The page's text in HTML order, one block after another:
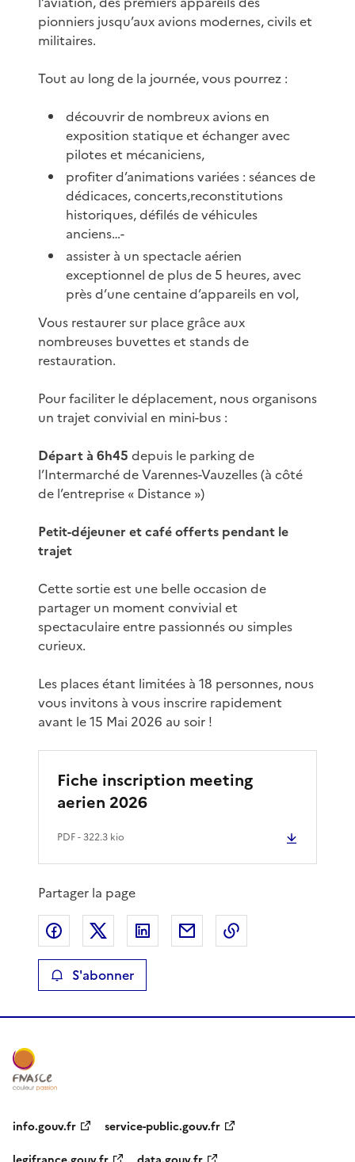
pionniers jusqu’aux avions modernes, civils et
militaires.
Tout au long de la journée, vous pourrez :
découvrir de nombreux avions en
exposition statique et échanger avec
pilotes et mécaniciens,
profiter d’animations variées : séances de
dédicaces, concerts,reconstitutions
historiques, défilés de véhicules
anciens…-
assister à un spectacle aérien
exceptionnel de plus de 5 heures, avec
près d’une centaine d’appareils en vol,
Vous restaurer sur place grâce aux
nombreuses buvettes et stands de
restauration.
Pour faciliter le déplacement, nous organisons
un trajet convivial en mini-bus :
Départ à 6h45 depuis le parking de
l’Intermarché de Varennes-Vauzelles (à côté
de l’entreprise « Distance »)
Petit-déjeuner et café offerts pendant le
trajet
Cette sortie est une belle occasion de
partager un moment convivial et
spectaculaire entre passionnés ou simples
curieux.
Les places étant limitées à 18 personnes, nous
vous invitons à vous inscrire rapidement
avant le 15 Mai 2026 au soir !
Fiche inscription meeting
aerien 2026
PDF- 322.3 kio
Partager la page
Partager sur Facebook
Partager sur XPartager sur LinkedIn
Partager par email
S'abonner
info.gouv.fr
service-public.gouv.fr